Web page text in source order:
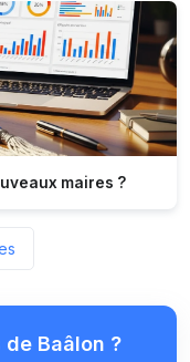
maires ?
Baâlon ?